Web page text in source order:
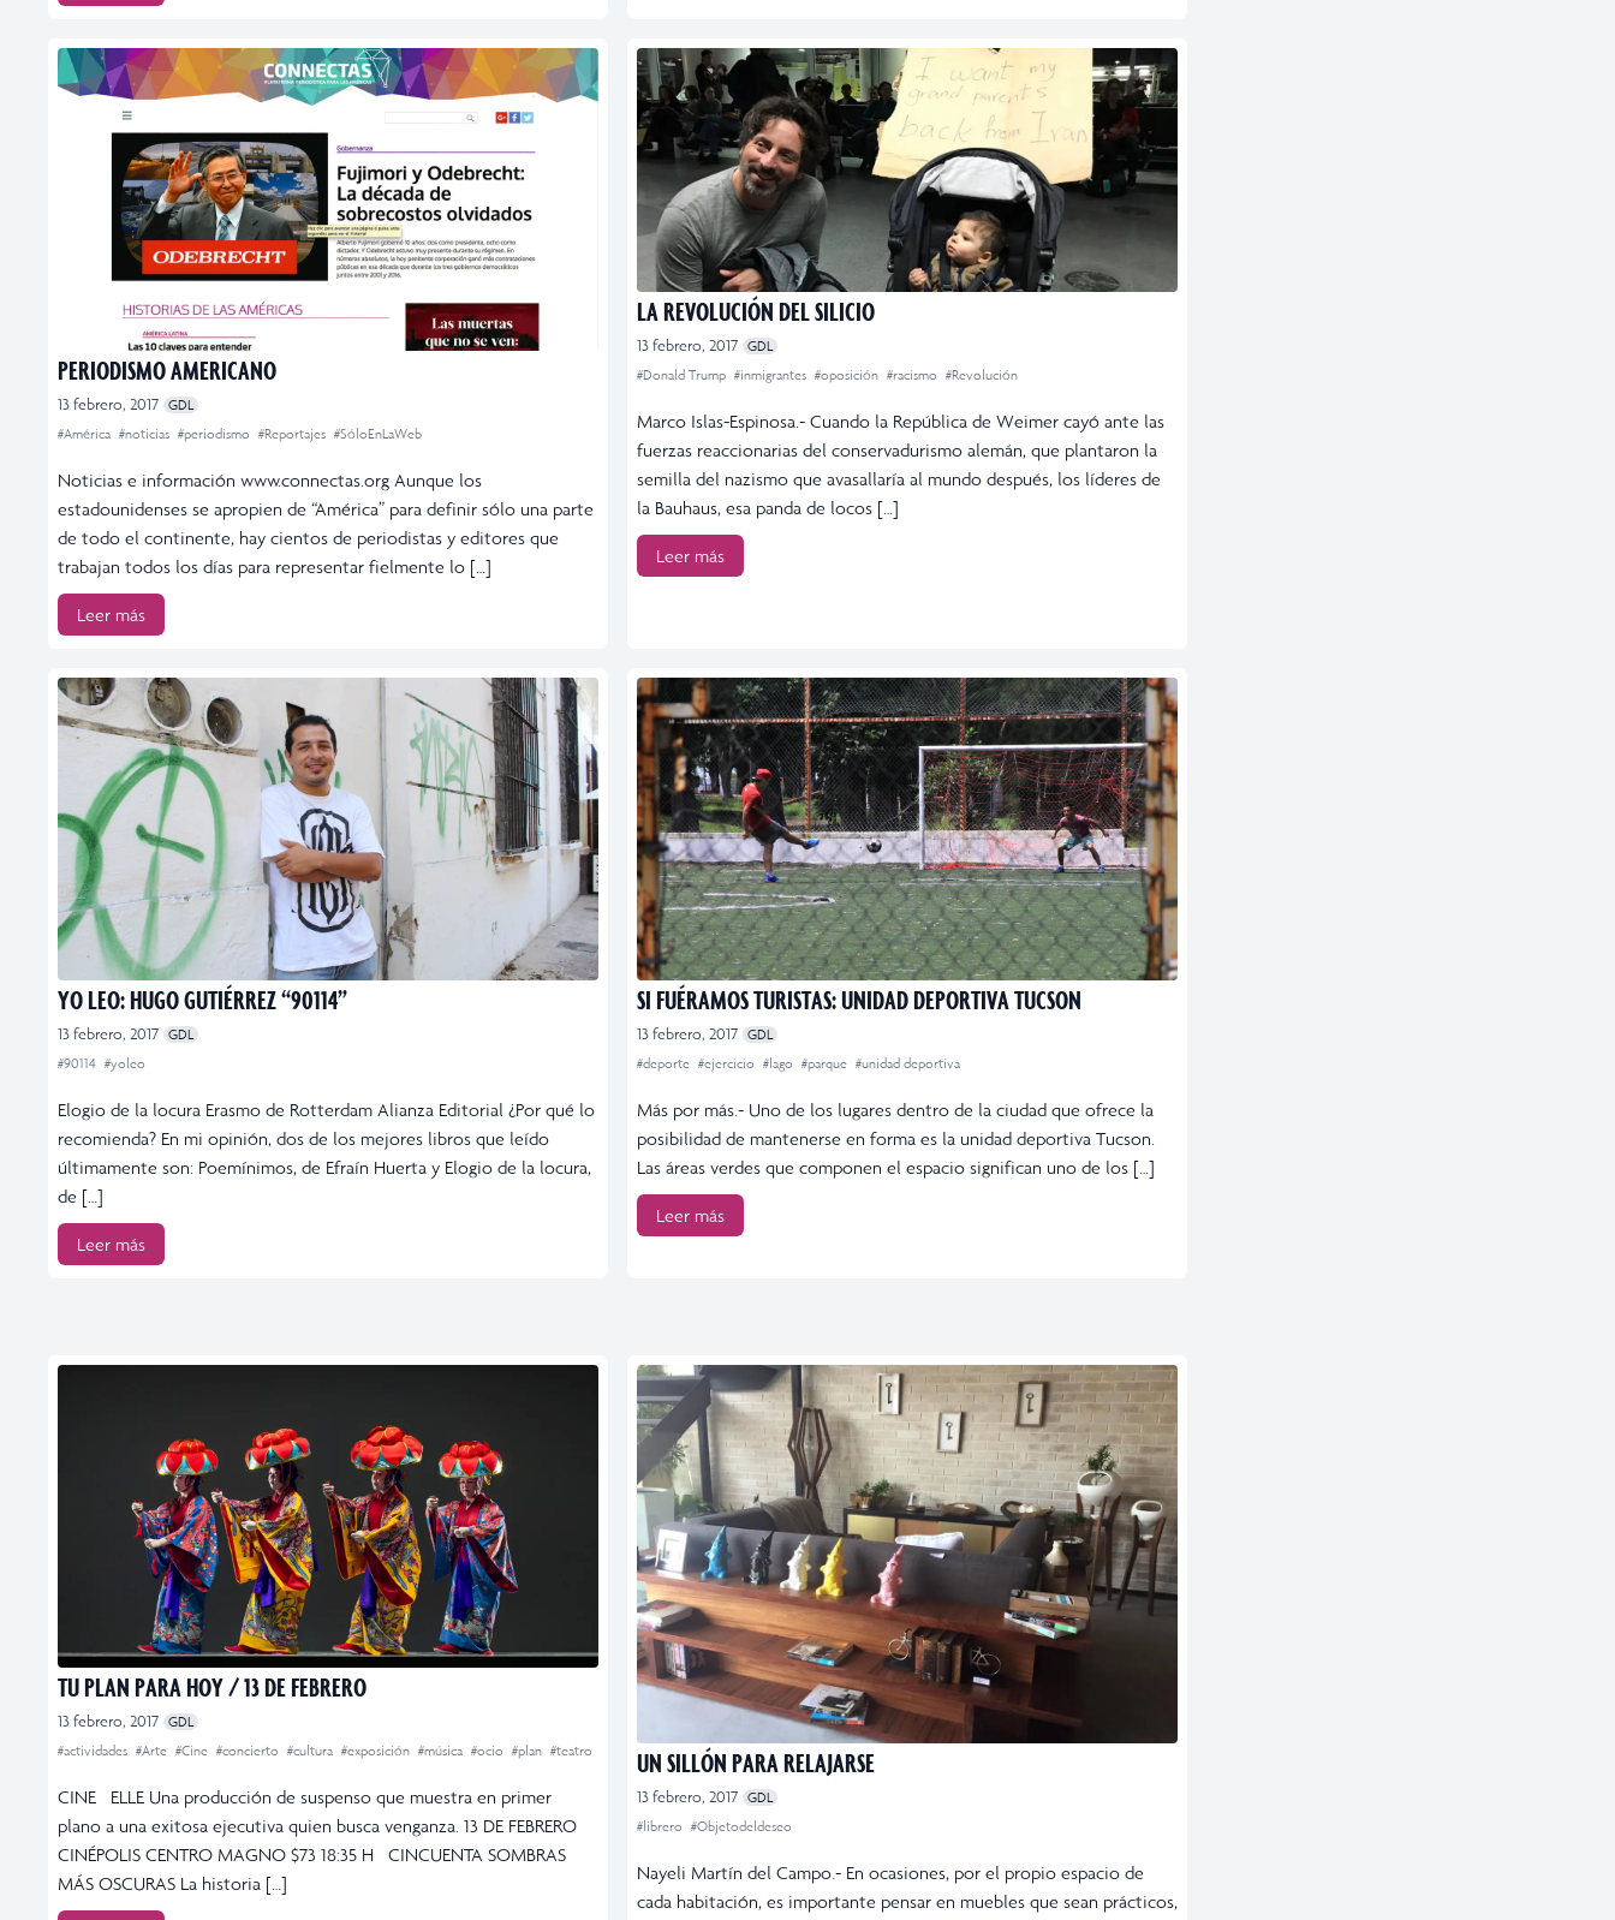
PERIODISMO AMERICANO
13 febrero, 2017 GDL
#América #noticias #periodismo #Reportajes #SóloEnLaWeb
Noticias e información www.connectas.org Aunque los
estadounidenses se apropien de “América” para definir sólo una parte
de todo el continente, hay cientos de periodistas y editores que
trabajan todos los días para representar fielmente lo […]
Leer más
LA REVOLUCIÓN DEL SILICIO
13 febrero, 2017 GDL
#Donald Trump #inmigrantes #oposición #racismo #Revolución
Marco Islas-Espinosa.- Cuando la República de Weimer cayó ante las
fuerzas reaccionarias del conservadurismo alemán, que plantaron la
semilla del nazismo que avasallaría al mundo después, los líderes de
la Bauhaus, esa panda de locos […]
Leer más
YO LEO: HUGO GUTIÉRREZ “90114”
13 febrero, 2017 GDL
#90114 #yoleo
Elogio de la locura Erasmo de Rotterdam Alianza Editorial ¿Por qué lo
recomienda? En mi opinión, dos de los mejores libros que leído
últimamente son: Poemínimos, de Efraín Huerta y Elogio de la locura,
de […]
Leer más
SI FUÉRAMOS TURISTAS: UNIDAD DEPORTIVA TUCSON
13 febrero, 2017 GDL
#deporte #ejercicio #lago #parque #unidad deportiva
Más por más.- Uno de los lugares dentro de la ciudad que ofrece la
posibilidad de mantenerse en forma es la unidad deportiva Tucson.
Las áreas verdes que componen el espacio significan uno de los […]
Leer más
TU PLAN PARA HOY / 13 DE FEBRERO
13 febrero, 2017 GDL
#actividades #Arte #Cine #concierto #cultura #exposición #música #ocio #plan #teatro
CINE ELLE Una producción de suspenso que muestra en primer
plano a una exitosa ejecutiva quien busca venganza. 13 DE FEBRERO
CINÉPOLIS CENTRO MAGNO $73 18:35 H CINCUENTA SOMBRAS
MÁS OSCURAS La historia […]
UN SILLÓN PARA RELAJARSE
13 febrero, 2017 GDL
#librero #Objetodeldeseo
Nayeli Martín del Campo.- En ocasiones, por el propio espacio de
cada habitación, es importante pensar en muebles que sean prácticos,